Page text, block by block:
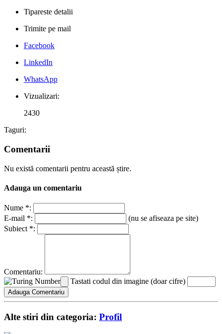
Tipareste detalii
Trimite pe mail
Facebook
LinkedIn
WhatsApp
Vizualizari:
2430
Taguri:
Comentarii
Nu există comentarii pentru această știre.
Adauga un comentariu
Nume *:
E-mail *:
(nu se afiseaza pe site)
Subiect *:
Comentariu:
Tastati codul din imagine (doar cifre)
Alte stiri din categoria: Profil